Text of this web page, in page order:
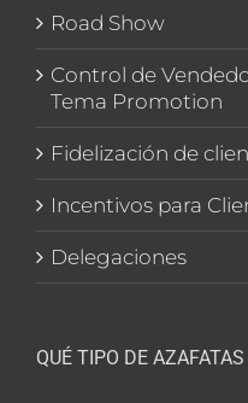
Road Show
Control de
Tema Promotion
Fidelización de
Incentivos para
Delegaciones
QUÉ TIPO DE